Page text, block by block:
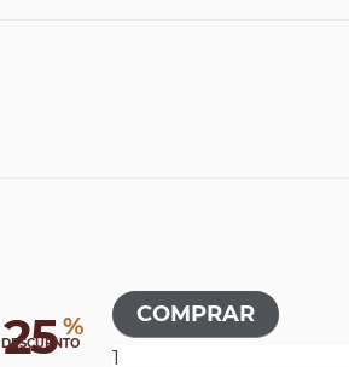
25 %
DESCUENTO